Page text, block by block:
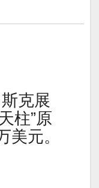
克展
柱”原
美元。